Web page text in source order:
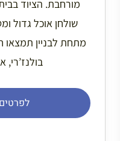
מורחבת. הציוד
שולחן אוכל גדול
מתחת לבניין תמצאו